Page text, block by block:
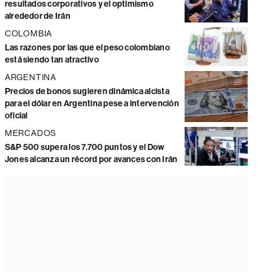
resultados corporativos y el optimismo
alrededor de Irán
COLOMBIA
Las razones por las que el peso colombiano
está siendo tan atractivo
ARGENTINA
Precios de bonos sugieren dinámica alcista
para el dólar en Argentina pese a intervención
oficial
MERCADOS
S&P 500 supera los 7.700 puntos y el Dow
Jones alcanza un récord por avances con Irán